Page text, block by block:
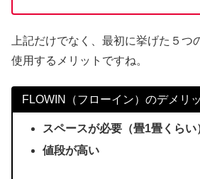
上記だけでなく、最初に挙げた５つ
使用するメリットですね。
FLOWIN（フローイン）のデメリ
スペースが必要（畳1畳くらい
値段が高い